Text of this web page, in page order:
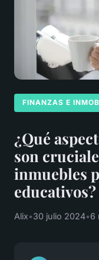
FINANZAS E
¿Qué
son
inmuebles
educativos?
Alix•30 julio 2024•6